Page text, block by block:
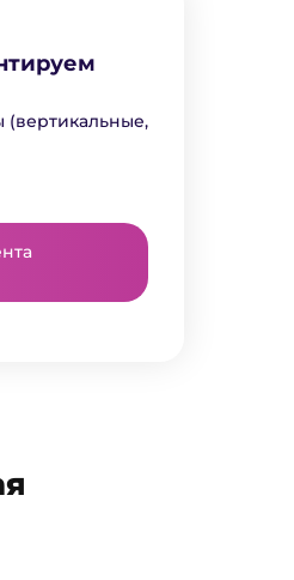
(вертикальные,